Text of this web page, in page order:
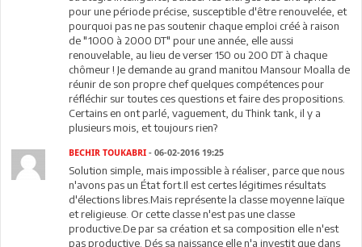
pour une période précise, susceptible d'être renouvelée, et
pourquoi pas ne pas soutenir chaque emploi créé à raison
de "1000 à 2000 DT" pour une année, elle aussi
renouvelable, au lieu de verser 150 ou 200 DT à chaque
chômeur ! Je demande au grand manitou Mansour Moalla de
réunir de son propre chef quelques compétences pour
réfléchir sur toutes ces questions et faire des propositions.
Certains en ont parlé, vaguement, du Think tank, il y a
plusieurs mois, et toujours rien?
BECHIR TOUKABRI - 06-02-2016 19:25
Solution simple, mais impossible à réaliser, parce que nous
n'avons pas un État fort.Il est certes légitimes résultats
d'élections libres.Mais représente la classe moyenne laïque
et religieuse. Or cette classe n'est pas une classe
productive.De par sa création et sa composition elle n'est
pas productive. Dés sa naissance elle n'a investit que dans